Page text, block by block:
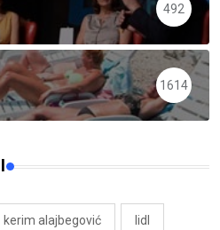
492
1614
kerim alajbegović lidl